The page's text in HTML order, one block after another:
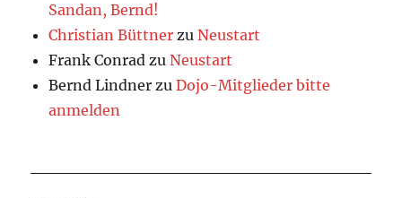
Sandan, Bernd!
Christian Büttner zuNeustart
Frank Conrad zuNeustart
Bernd Lindner zuDojo-Mitglieder bitte
anmelden